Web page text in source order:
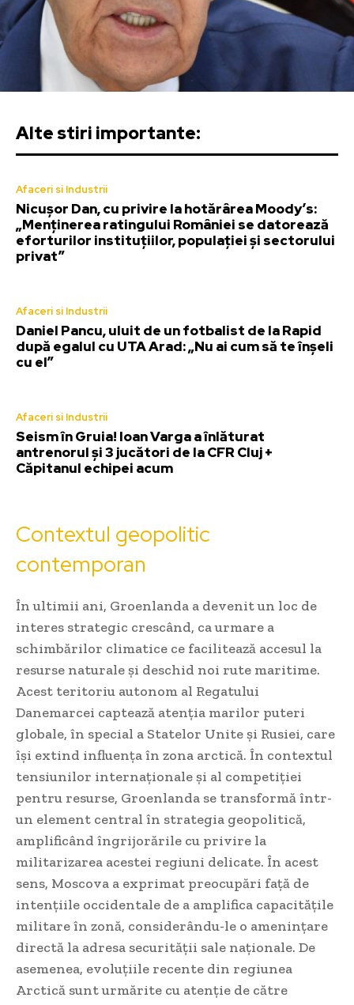
Alte stiri importante:
Afaceri si Industrii
Nicușor Dan, cu privire la hotărârea Moody’s:
„Menținerea ratingului României se datorează
eforturilor instituțiilor, populației și sectorului
privat”
Afaceri si Industrii
Daniel Pancu, uluit de un fotbalist de la Rapid
după egalul cu UTA Arad: „Nu ai cum să te înșeli
cu el”
Afaceri si Industrii
Seism în Gruia! Ioan Varga a înlăturat
antrenorul și 3 jucători de la CFR Cluj +
Căpitanul echipei acum
Contextul geopolitic
contemporan
În ultimii ani, Groenlanda a devenit un loc de
interes strategic crescând, ca urmare a
schimbărilor climatice ce facilitează accesul la
resurse naturale și deschid noi rute maritime.
Acest teritoriu autonom al Regatului
Danemarcei captează atenția marilor puteri
globale, în special a Statelor Unite și Rusiei, care
își extind influența în zona arctică. În contextul
tensiunilor internaționale și al competiției
pentru resurse, Groenlanda se transformă într-
un element central în strategia geopolitică,
amplificând îngrijorările cu privire la
militarizarea acestei regiuni delicate. În acest
sens, Moscova a exprimat preocupări față de
intențiile occidentale de a amplifica capacitățile
militare în zonă, considerându-le o amenințare
directă la adresa securității sale naționale. De
asemenea, evoluțiile recente din regiunea
Arctică sunt urmărite cu atenție de către